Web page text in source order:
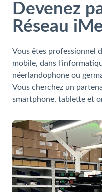
Devenez
Réseau
Vous êtes professionnel
mobile, dans
néerlandophone ou
Vous cherchez un
smartphone, tablette et